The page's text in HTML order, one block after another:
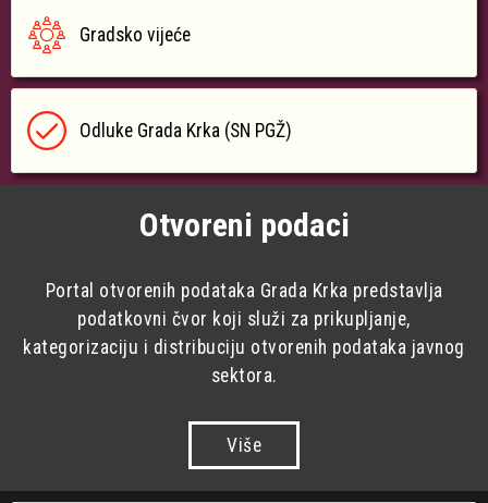
Gradsko vijeće
Odluke Grada Krka (SN PGŽ)
Otvoreni podaci
Portal otvorenih podataka Grada Krka predstavlja
podatkovni čvor koji služi za prikupljanje,
kategorizaciju i distribuciju otvorenih podataka javnog
sektora.
Više